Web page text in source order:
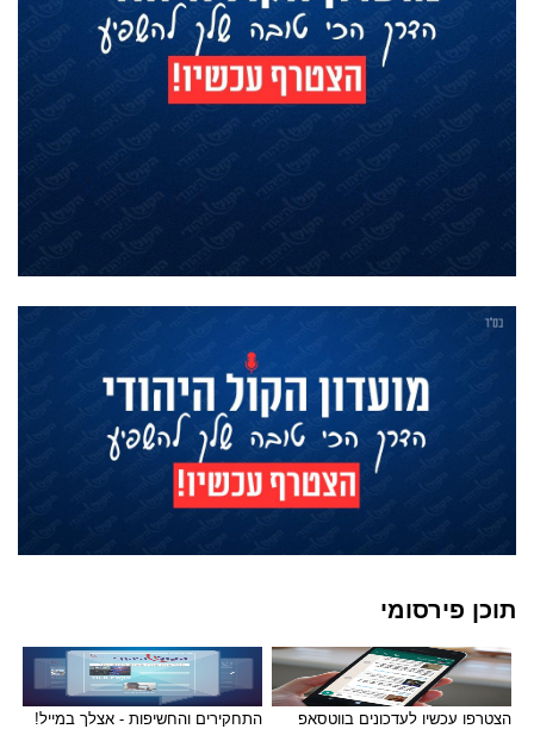
תוכן פירסומי
הצטרפו עכשיו לעדכונים בווטסאפ
התחקירים והחשיפות - אצלך במייל!